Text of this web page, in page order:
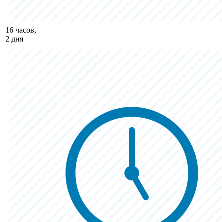
16 часов,
2 дня